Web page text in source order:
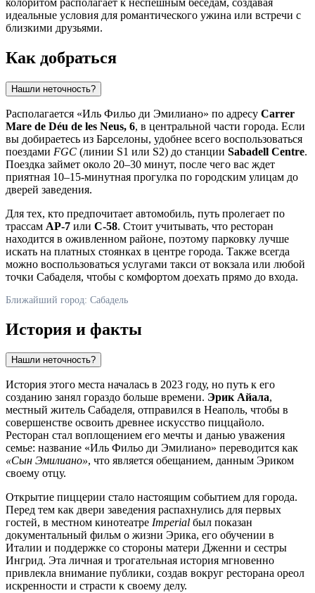
идеальные условия для романтического ужина или встречи с
близкими друзьями.
Как добраться
Нашли неточность?
Располагается «Иль Фильо ди Эмилиано» по адресу Carrer
Mare de Déu de les Neus, 6, в центральной части города. Если
вы добираетесь из Барселоны, удобнее всего воспользоваться
поездами FGC (линии S1 или S2) до станции Sabadell Centre.
Поездка займет около 20–30 минут, после чего вас ждет
приятная 10–15-минутная прогулка по городским улицам до
дверей заведения.
Для тех, кто предпочитает автомобиль, путь пролегает по
трассам AP-7 или C-58. Стоит учитывать, что ресторан
находится в оживленном районе, поэтому парковку лучше
искать на платных стоянках в центре города. Также всегда
можно воспользоваться услугами такси от вокзала или любой
точки Сабаделя, чтобы с комфортом доехать прямо до входа.
Ближайший город: Сабадель
История и факты
Нашли неточность?
История этого места началась в 2023 году, но путь к его
созданию занял гораздо больше времени. Эрик Айала,
местный житель Сабаделя, отправился в Неаполь, чтобы в
совершенстве освоить древнее искусство пиццайоло.
Ресторан стал воплощением его мечты и данью уважения
семье: название «Иль Фильо ди Эмилиано» переводится как
«Сын Эмилиано», что является обещанием, данным Эриком
своему отцу.
Открытие пиццерии стало настоящим событием для города.
Перед тем как двери заведения распахнулись для первых
гостей, в местном кинотеатре Imperial был показан
документальный фильм о жизни Эрика, его обучении в
Италии и поддержке со стороны матери Дженни и сестры
Ингрид. Эта личная и трогательная история мгновенно
привлекла внимание публики, создав вокруг ресторана ореол
искренности и страсти к своему делу.